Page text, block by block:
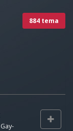
884 tema
Gay-